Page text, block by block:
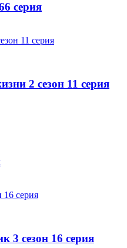
серия
2 сезон 11 серия
3 сезон 16 серия